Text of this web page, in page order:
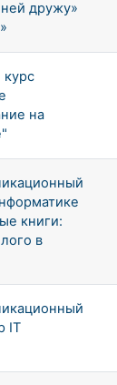
дружу»
на
книги:
в
IT